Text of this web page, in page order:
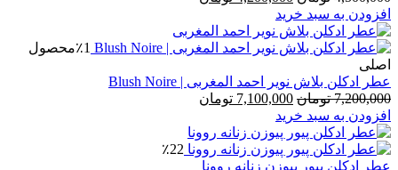
اصلی
4,500,000 تومان
بود.
است.
افزودن به سبد خرید
٪1محصول
اصلی
عطر ادکلن بلاش نویر احمد المغربی | Blush Noire
7,200,000 تومان قیمت
اصلی
7,200,000 تومان
بود.
7,100,000 تومان
است.
افزودن به سبد خرید
٪22
عطر ادکلن پیور پیوزن زنانه روونا